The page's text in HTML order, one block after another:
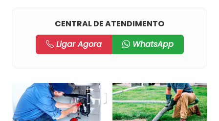
CENTRAL DE ATENDIMENTO
Ligar Agora
WhatsApp